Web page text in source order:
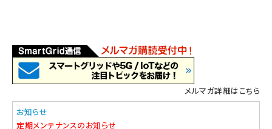
メルマガ詳細はこちら
お知らせ
定期メンテナンスのお知らせ